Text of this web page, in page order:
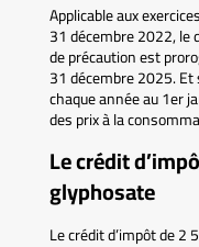
Applicable aux
31 décembre 2022, le
de précaution est
31 décembre 2025.
chaque année au 1er
des prix à la
Le crédit
glyphosate
Le crédit d’impôt de 2